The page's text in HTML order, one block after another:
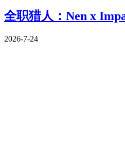
全职猎人：Nen x
2026-7-24